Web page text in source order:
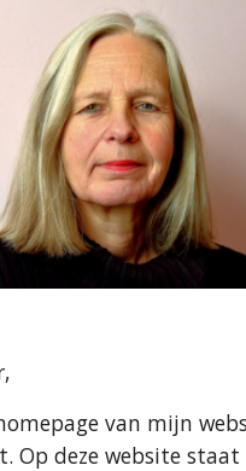
van mijn
Op deze website staat